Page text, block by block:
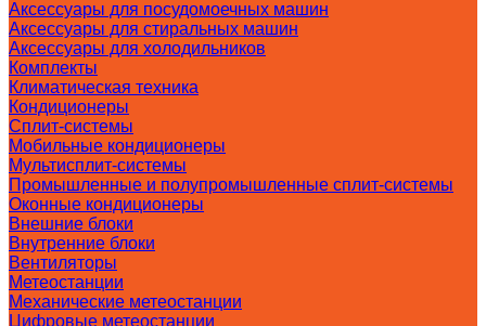
Аксессуары для посудомоечных машин
Аксессуары для стиральных машин
Аксессуары для холодильников
Комплекты
Климатическая техника
Кондиционеры
Сплит-системы
Мобильные кондиционеры
Мультисплит-системы
Промышленные и полупромышленные сплит-системы
Оконные кондиционеры
Внешние блоки
Внутренние блоки
Вентиляторы
Метеостанции
Механические метеостанции
Цифровые метеостанции